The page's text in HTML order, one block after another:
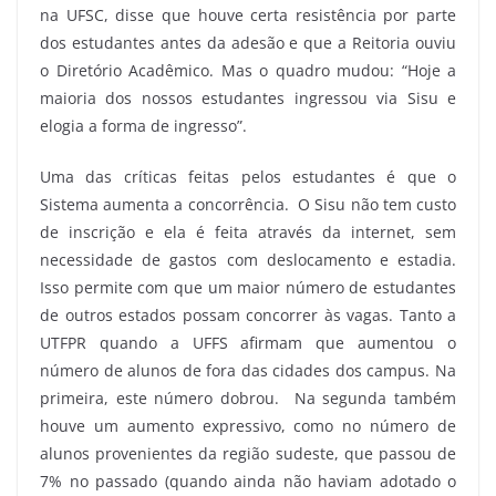
na UFSC, disse que houve certa resistência por parte
dos estudantes antes da adesão e que a Reitoria ouviu
o Diretório Acadêmico. Mas o quadro mudou: “Hoje a
maioria dos nossos estudantes ingressou via Sisu e
elogia a forma de ingresso”.
Uma das críticas feitas pelos estudantes é que o
Sistema aumenta a concorrência. O Sisu não tem custo
de inscrição e ela é feita através da internet, sem
necessidade de gastos com deslocamento e estadia.
Isso permite com que um maior número de estudantes
de outros estados possam concorrer às vagas. Tanto a
UTFPR quando a UFFS afirmam que aumentou o
número de alunos de fora das cidades dos campus. Na
primeira, este número dobrou. Na segunda também
houve um aumento expressivo, como no número de
alunos provenientes da região sudeste, que passou de
7% no passado (quando ainda não haviam adotado o